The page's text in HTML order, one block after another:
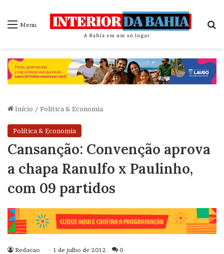
Menu
Início / Política & Economia
Política & Economia
Cansanção: Convenção aprova
a chapa Ranulfo x Paulinho,
com 09 partidos
Redacao 1 de julho de 2012 0